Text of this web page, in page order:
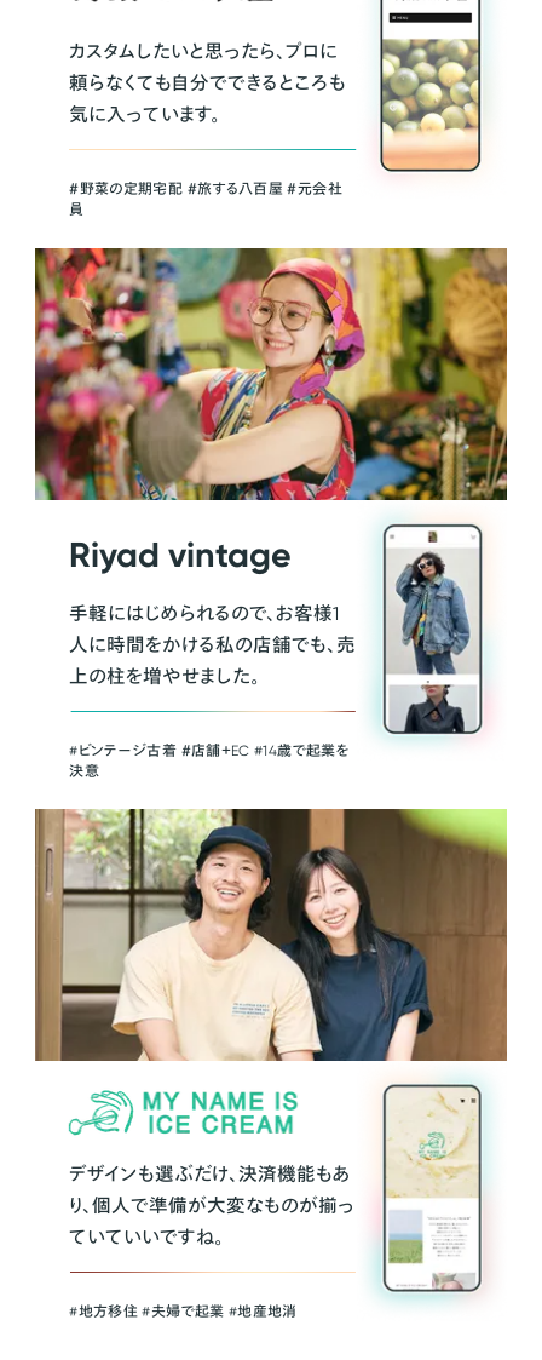
カスタムしたいと思ったら、プロに
頼らなくても自分でできるところも
気に入っています。
＃野菜の定期宅配 ＃旅する八百屋 ＃元会社
員
Riyad vintage
手軽にはじめられるので、お客様1
人に時間をかける私の店舗でも、売
上の柱を増やせました。
#ビンテージ古着 ＃店舗＋EC #14歳で起業を
決意
デザインも選ぶだけ、決済機能もあ
り、個人で準備が大変なものが揃っ
ていていいですね。
#地方移住 #夫婦で起業 #地産地消